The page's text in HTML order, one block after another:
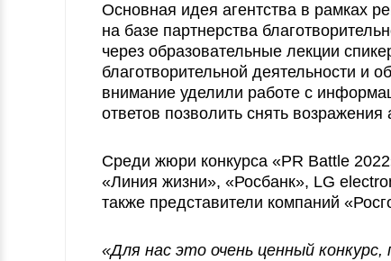
Основная идея агентства в рамках
на базе партнерства
через образовательные лекции
благотворительной деятельности и
внимание уделили работе с
ответов позволить снять
Среди жюри конкурса «PR Battle
«Линия жизни», «Росбанк», LG
также представители компаний
«Для нас это очень ценный